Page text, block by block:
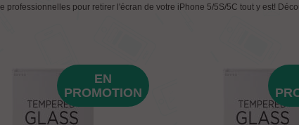
professionnelles pour retirer l'écran de votre iPhone 5/5S/5C tout y est!
EN
PROMOTION